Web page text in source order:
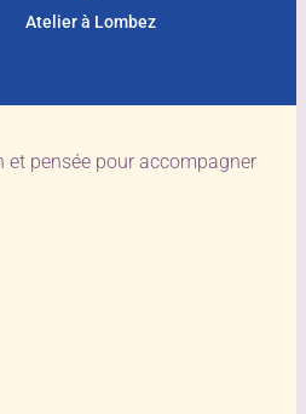
Atelier à Lombez
et pensée pour accompagner